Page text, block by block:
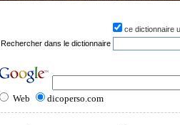
ce dictionnaire
Rechercher dans le dictionnaire
Web dicoperso.com